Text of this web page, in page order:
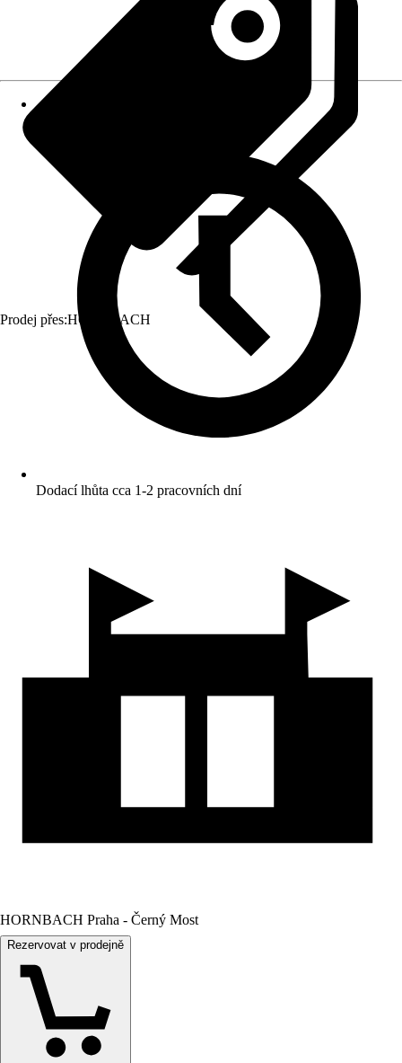
Prodej přes:HORNBACH
Dodací lhůta cca 1-2 pracovních dní
HORNBACH Praha - Černý Most
Rezervovat v prodejně